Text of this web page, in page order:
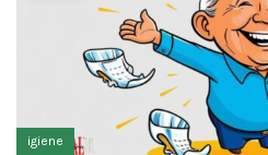
igiene